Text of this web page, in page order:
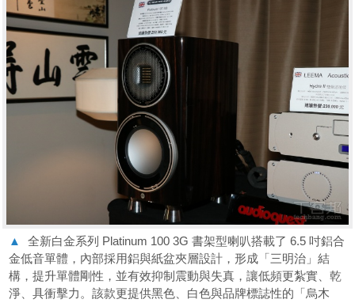
▲
全新白金系列 Platinum 100 3G 書架型喇叭搭載了 6.5 吋鋁合
金低音單體，內部採用鋁與紙盆夾層設計，形成「三明治」結
構，提升單體剛性，並有效抑制震動與失真，讓低頻更紮實、乾
淨、具衝擊力。該款更提供黑色、白色與品牌標誌性的「烏木